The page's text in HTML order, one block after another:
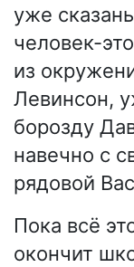
уже
человек-
из
Левинсон,
борозду
навечно с
рядовой
Пока всё
окончит